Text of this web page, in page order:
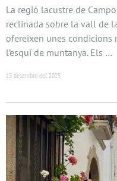
La regió lacustre de
reclinada sobre la vall de
ofereixen unes condicions
l’esquí de muntanya. Els …
15 desembre del 2025